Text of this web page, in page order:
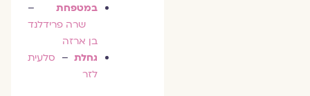
במטפחת–
שרה פרידלנד
בן ארזה
גחלת–סלעית
לזר